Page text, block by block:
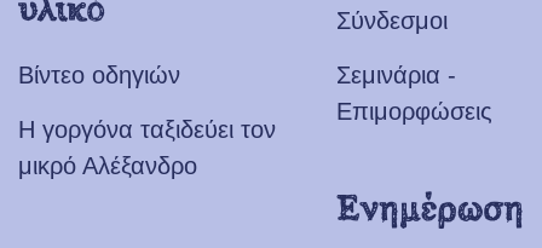
υλικό
Βίντεο οδηγιών
Η γοργόνα ταξιδεύει τον
μικρό Αλέξανδρο
Σύνδεσμοι
Σεμινάρια -
Επιμορφώσεις
Ενημέρωση